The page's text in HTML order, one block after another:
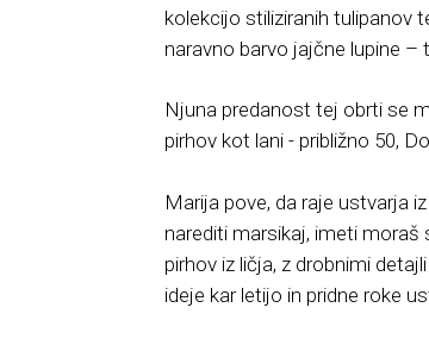
kolekcijo stiliziranih tulipanov
naravno barvo jajčne lupine –
Njuna predanost tej obrti se
pirhov kot lani - približno 50,
Marija pove, da raje ustvarja
narediti marsikaj, imeti
pirhov iz ličja, z drobnimi
ideje kar letijo in pridne roke